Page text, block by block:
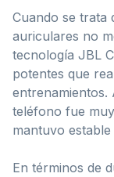
Cuando se trata
auriculares no
tecnología JBL
potentes que
entrenamientos.
teléfono fue
mantuvo
En términos de